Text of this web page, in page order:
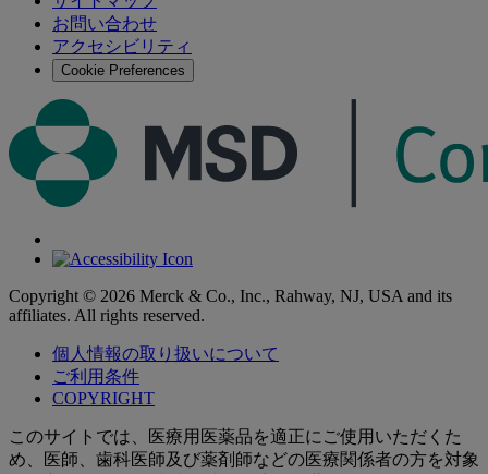
お問い合わせ
アクセシビリティ
Cookie Preferences
Copyright © 2026 Merck & Co., Inc., Rahway, NJ, USA and its
affiliates. All rights reserved.
個人情報の取り扱いについて
ご利用条件
COPYRIGHT
このサイトでは、医療用医薬品を適正にご使用いただくた
め、医師、歯科医師及び薬剤師などの医療関係者の方を対象